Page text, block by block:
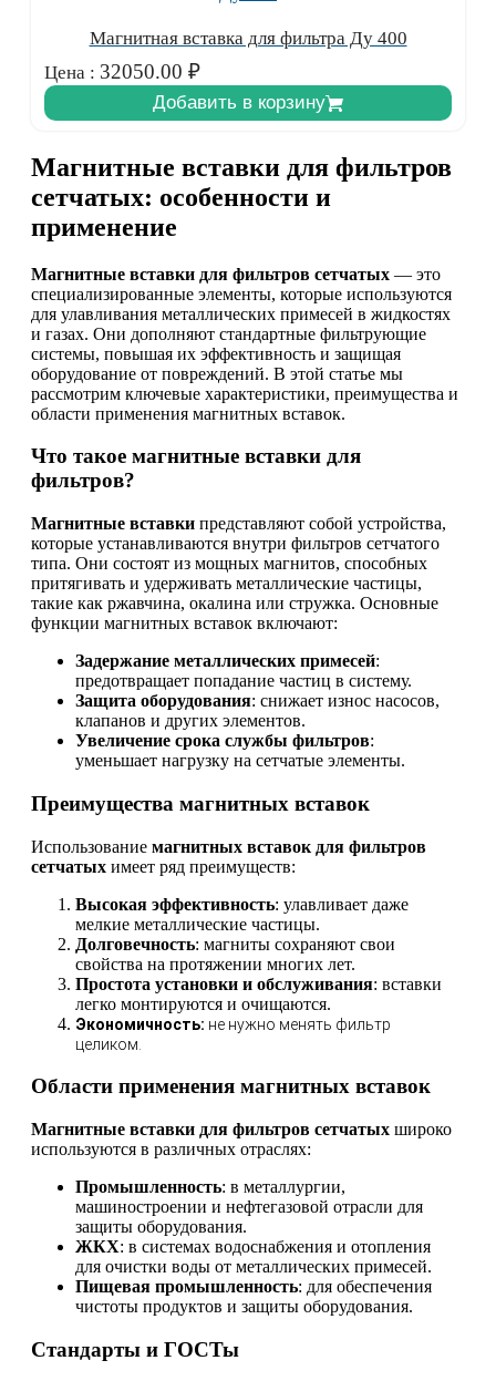
Магнитная вставка для фильтра Ду 400
Цена : 32050.00 ₽
Добавить в корзину
Магнитные вставки для фильтров
сетчатых: особенности и
применение
Магнитные вставки для фильтров сетчатых — это
специализированные элементы, которые используются
для улавливания металлических примесей в жидкостях
и газах. Они дополняют стандартные фильтрующие
системы, повышая их эффективность и защищая
оборудование от повреждений. В этой статье мы
рассмотрим ключевые характеристики, преимущества и
области применения магнитных вставок.
Что такое магнитные вставки для
фильтров?
Магнитные вставки представляют собой устройства,
которые устанавливаются внутри фильтров сетчатого
типа. Они состоят из мощных магнитов, способных
притягивать и удерживать металлические частицы,
такие как ржавчина, окалина или стружка. Основные
функции магнитных вставок включают:
Задержание металлических примесей:
предотвращает попадание частиц в систему.
Защита оборудования: снижает износ насосов,
клапанов и других элементов.
Увеличение срока службы фильтров:
уменьшает нагрузку на сетчатые элементы.
Преимущества магнитных вставок
Использование магнитных вставок для фильтров
сетчатых имеет ряд преимуществ:
Высокая эффективность: улавливает даже
мелкие металлические частицы.
Долговечность: магниты сохраняют свои
свойства на протяжении многих лет.
Простота установки и обслуживания: вставки
легко монтируются и очищаются.
Экономичность: не нужно менять фильтр
целиком.
Области применения магнитных вставок
Магнитные вставки для фильтров сетчатых широко
используются в различных отраслях:
Промышленность: в металлургии,
машиностроении и нефтегазовой отрасли для
защиты оборудования.
ЖКХ: в системах водоснабжения и отопления
для очистки воды от металлических примесей.
Пищевая промышленность: для обеспечения
чистоты продуктов и защиты оборудования.
Стандарты и ГОСТы